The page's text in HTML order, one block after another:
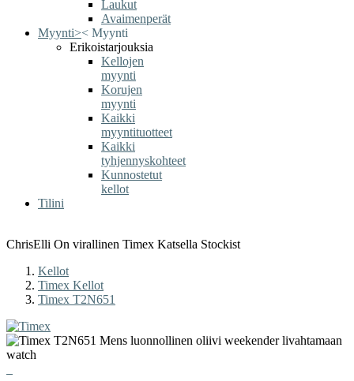
Laukut
Avaimenperät
Myynti>< Myynti
Erikoistarjouksia
Kellojen
myynti
Korujen
myynti
Kaikki
myyntituotteet
Kaikki
tyhjennyskohteet
Kunnostetut
kellot
Tilini
ChrisElli On virallinen Timex Katsella Stockist
Kellot
Timex Kellot
Timex T2N651